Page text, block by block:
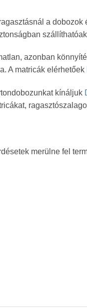
a dobozok
azonban
A matricák elérhetőek
kínáljuk
merülne fel